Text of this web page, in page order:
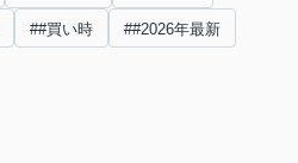
##買い時 ##2026年最新